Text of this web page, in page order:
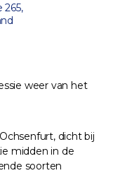
265,
weer van het
dicht bij
midden in de
soorten